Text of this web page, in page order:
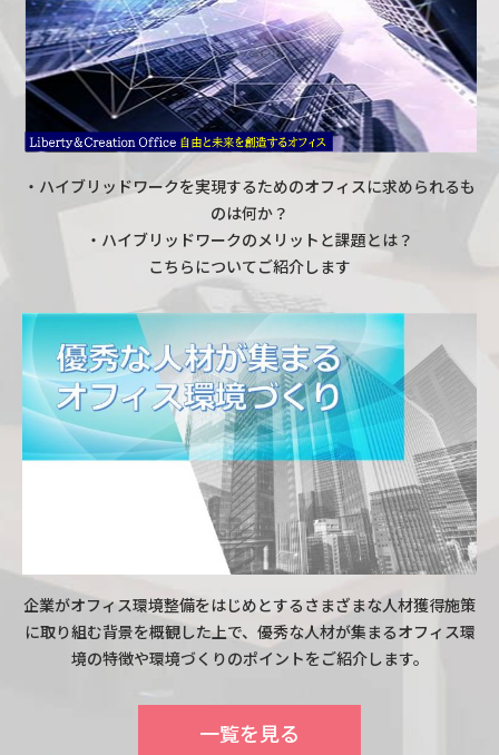
・ハイブリッドワークを実現するためのオフィスに求められるも
のは何か？
・ハイブリッドワークのメリットと課題とは？
こちらについてご紹介します
企業がオフィス環境整備をはじめとするさまざまな人材獲得施策
に取り組む背景を概観した上で、優秀な人材が集まるオフィス環
境の特徴や環境づくりのポイントをご紹介します。
一覧を見る